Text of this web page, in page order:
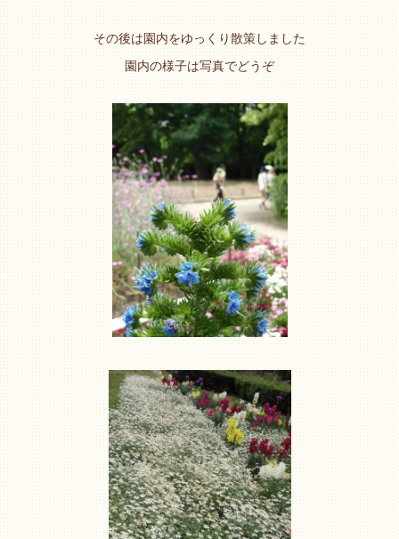
その後は園内をゆっくり散策しました
園内の様子は写真でどうぞ